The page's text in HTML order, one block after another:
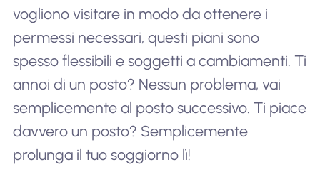
vogliono visitare in modo da ottenere i
permessi necessari, questi piani sono
spesso flessibili e soggetti a cambiamenti. Ti
annoi di un posto? Nessun problema, vai
semplicemente al posto successivo. Ti piace
davvero un posto? Semplicemente
prolunga il tuo soggiorno lì!